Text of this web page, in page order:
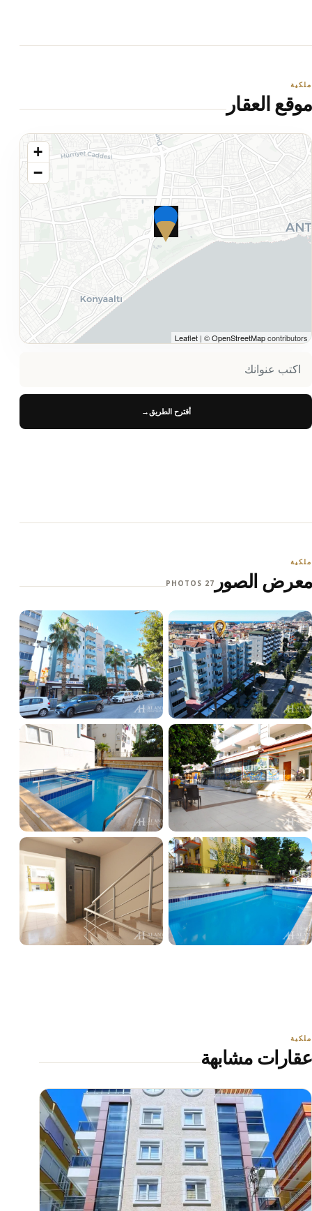
ملكية
موقع العقار
+
−
Leaflet | ©OpenStreetMapcontributors
أقترح الطريق→
ملكية
معرض الصور 27 PHOTOS
ملكية
عقارات مشابهة